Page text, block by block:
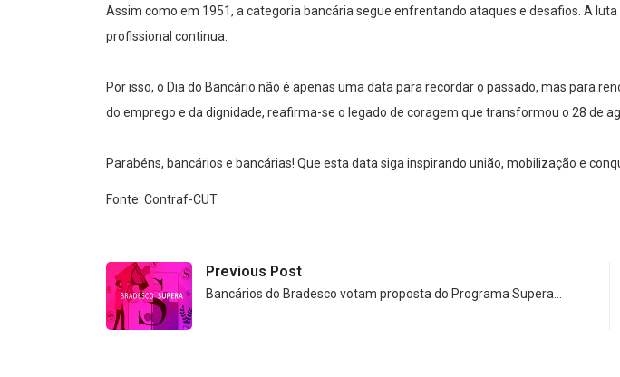
Assim como em 1951, a categoria bancária segue enfrentando ataques e desafios. A
profissional continua.
Por isso, o Dia do Bancário não é apenas uma data para recordar o passado, mas para
do emprego e da dignidade, reafirma-se o legado de coragem que transformou o 28 de
Parabéns, bancários e bancárias! Que esta data siga inspirando união, mobilização e
Fonte: Contraf-CUT
Previous Post
Bancários do Bradesco votam proposta do Programa Supera…